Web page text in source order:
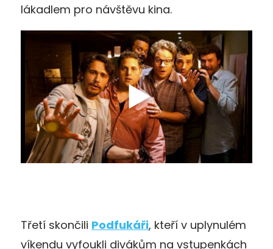
lákadlem pro návštěvu kina.
Třetí skončili Podfukáři, kteří v uplynulém
víkendu vyfoukli divákům na vstupenkách